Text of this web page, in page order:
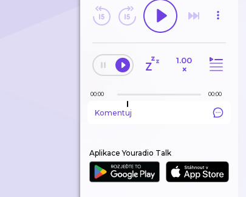
1.00
×
00:00 00:00
Komentuj
Aplikace Youradio Talk